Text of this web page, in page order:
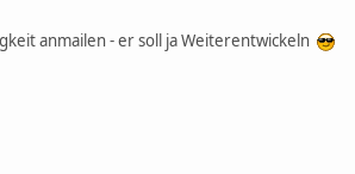
anmailen - er soll ja Weiterentwickeln